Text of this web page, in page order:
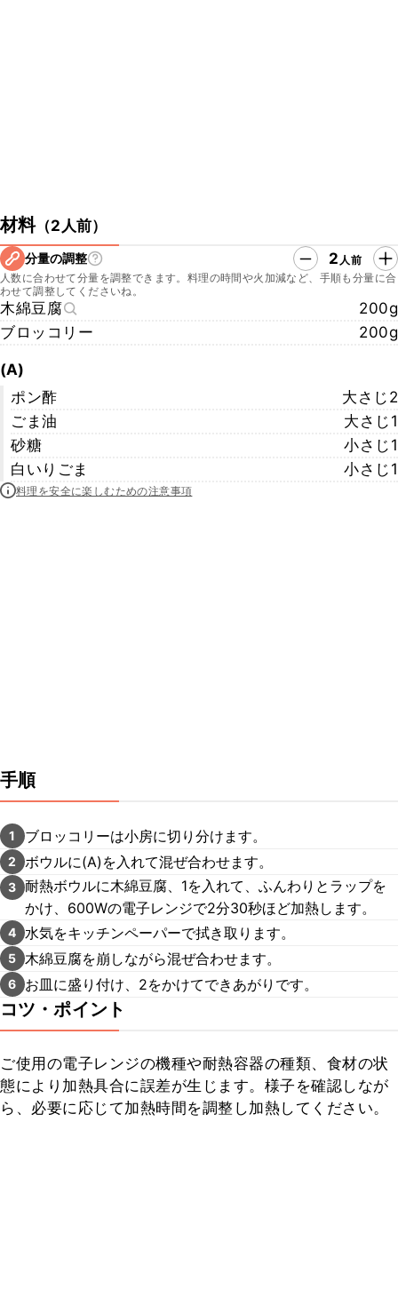
材料（2人前）
分量の調整 2 人前
人数に合わせて分量を調整できます。料理の時間や火加減など、手順も分量に合
わせて調整してくださいね。
木綿豆腐
200g
ブロッコリー
200g
(A)
ポン酢
大さじ2
ごま油
大さじ1
砂糖
小さじ1
白いりごま
小さじ1
料理を安全に楽しむための注意事項
手順
1 ブロッコリーは小房に切り分けます。
2 ボウルに(A)を入れて混ぜ合わせます。
3 耐熱ボウルに木綿豆腐、1を入れて、ふんわりとラップを
かけ、600Wの電子レンジで2分30秒ほど加熱します。
4 水気をキッチンペーパーで拭き取ります。
5 木綿豆腐を崩しながら混ぜ合わせます。
6 お皿に盛り付け、2をかけてできあがりです。
コツ・ポイント
ご使用の電子レンジの機種や耐熱容器の種類、食材の状
態により加熱具合に誤差が生じます。様子を確認しなが
ら、必要に応じて加熱時間を調整し加熱してください。